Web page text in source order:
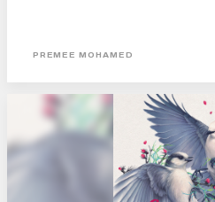
PREMEE MOHAMED